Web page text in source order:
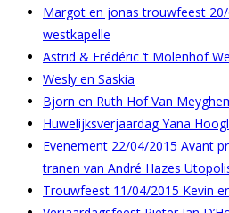
Margot en jonas trouwfeest
westkapelle
Astrid & Frédéric ‘t Molenhof
Wesly en Saskia
Bjorn en Ruth Hof Van
Huwelijksverjaardag Yana
Evenement 22/04/2015 Avant
tranen van André Hazes
Trouwfeest 11/04/2015 Kevin